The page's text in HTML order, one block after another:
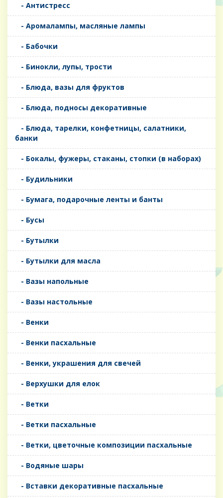
- Антистресс
- Аромалампы, масляные лампы
- Бабочки
- Бинокли, лупы, трости
- Блюда, вазы для фруктов
- Блюда, подносы декоративные
- Блюда, тарелки, конфетницы, салатники,
банки
- Бокалы, фужеры, стаканы, стопки (в наборах)
- Будильники
- Бумага, подарочные ленты и банты
- Бусы
- Бутылки
- Бутылки для масла
- Вазы напольные
- Вазы настольные
- Венки
- Венки пасхальные
- Венки, украшения для свечей
- Верхушки для елок
- Ветки
- Ветки пасхальные
- Ветки, цветочные композиции пасхальные
- Водяные шары
- Вставки декоративные пасхальные